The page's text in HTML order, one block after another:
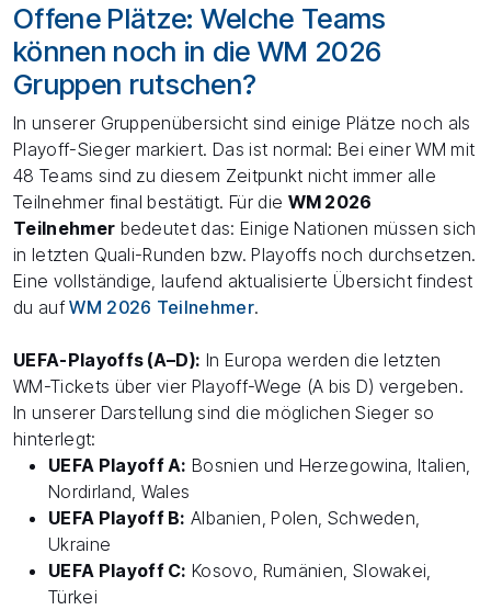
Offene Plätze: Welche Teams
können noch in die WM 2026
Gruppen rutschen?
In unserer Gruppenübersicht sind einige Plätze noch als
Playoff-Sieger markiert. Das ist normal: Bei einer WM mit
48 Teams sind zu diesem Zeitpunkt nicht immer alle
Teilnehmer final bestätigt. Für die WM 2026
Teilnehmer bedeutet das: Einige Nationen müssen sich
in letzten Quali-Runden bzw. Playoffs noch durchsetzen.
Eine vollständige, laufend aktualisierte Übersicht findest
du aufWM 2026 Teilnehmer.
UEFA-Playoffs (A–D): In Europa werden die letzten
WM-Tickets über vier Playoff-Wege (A bis D) vergeben.
In unserer Darstellung sind die möglichen Sieger so
hinterlegt:
UEFA Playoff A: Bosnien und Herzegowina, Italien,
Nordirland, Wales
UEFA Playoff B: Albanien, Polen, Schweden,
Ukraine
UEFA Playoff C: Kosovo, Rumänien, Slowakei,
Türkei